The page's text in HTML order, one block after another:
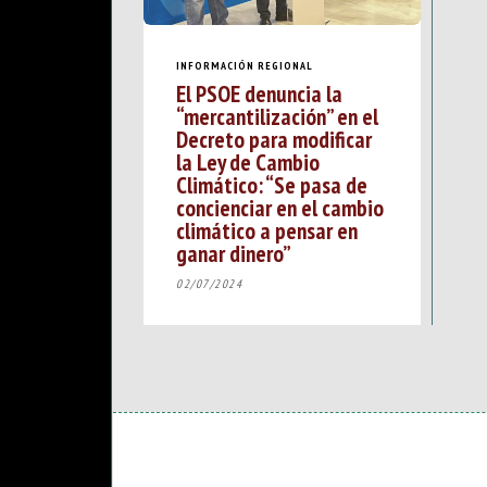
INFORMACIÓN REGIONAL
El PSOE denuncia la
“mercantilización” en el
Decreto para modificar
la Ley de Cambio
Climático: “Se pasa de
concienciar en el cambio
climático a pensar en
ganar dinero”
02/07/2024